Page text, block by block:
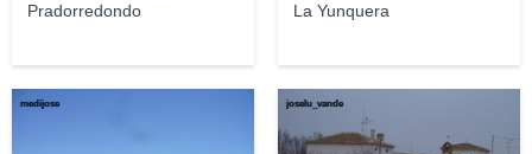
Pradorredondo La Yunquera
medijose joselu_vande